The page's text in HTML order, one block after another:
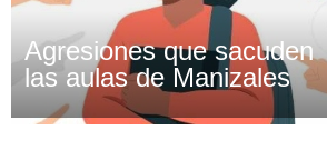
Agresiones que sacuden
las aulas de Manizales